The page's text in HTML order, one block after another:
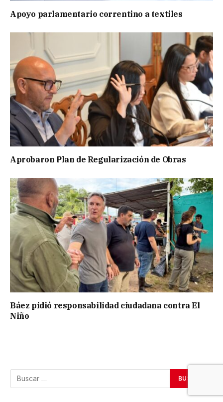
Apoyo parlamentario correntino a textiles
Aprobaron Plan de Regularización de Obras
Báez pidió responsabilidad ciudadana contra El
Niño